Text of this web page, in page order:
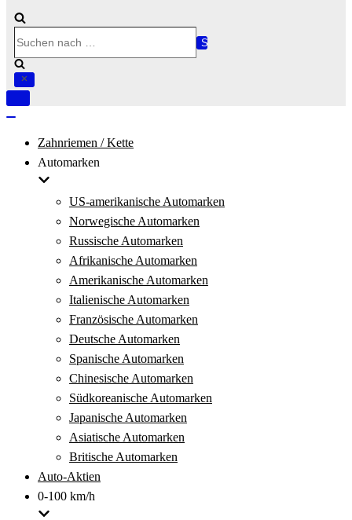
nach …
Navigation
Zahnriemen / Kette
Automarken
US-amerikanische Automarken
Norwegische Automarken
Russische Automarken
Afrikanische Automarken
Amerikanische Automarken
Italienische Automarken
Französische Automarken
Deutsche Automarken
Spanische Automarken
Chinesische Automarken
Südkoreanische Automarken
Japanische Automarken
Asiatische Automarken
Britische Automarken
Auto-Aktien
0-100 km/h